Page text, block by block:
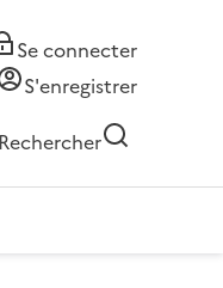
Se connecter
S'enregistrer
Rechercher